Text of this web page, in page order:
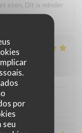
por
seu
eten. Dit is minder